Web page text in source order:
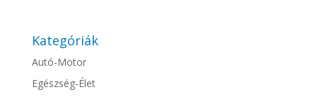
Kategóriák
Autó-Motor
Egészség-Élet